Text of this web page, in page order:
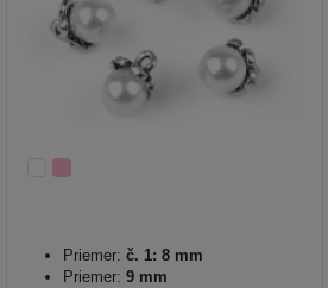
Priemer: č. 1: 8 mm
Priemer: 9 mm